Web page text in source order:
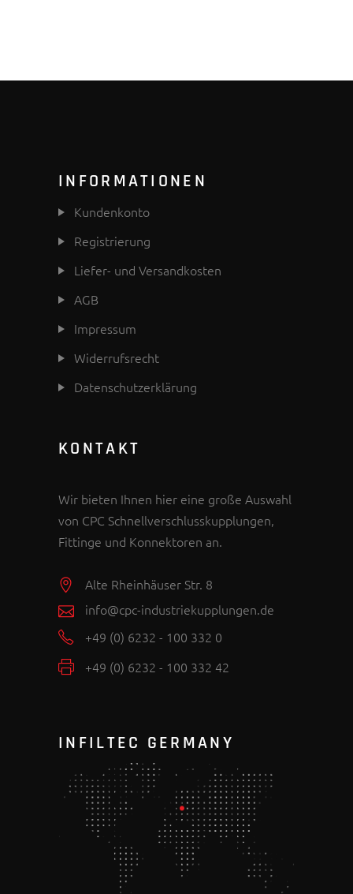
INFORMATIONEN
Kundenkonto
Registrierung
Liefer- und Versandkosten
AGB
Impressum
Widerrufsrecht
Datenschutzerklärung
KONTAKT
Wir bieten Ihnen hier eine große Auswahl
von CPC Schnellverschlusskupplungen,
Fittinge und Konnektoren an.
Alte Rheinhäuser Str. 8
info@cpc-industriekupplungen.de
+49 (0) 6232 - 100 332 0
+49 (0) 6232 - 100 332 42
INFILTEC GERMANY